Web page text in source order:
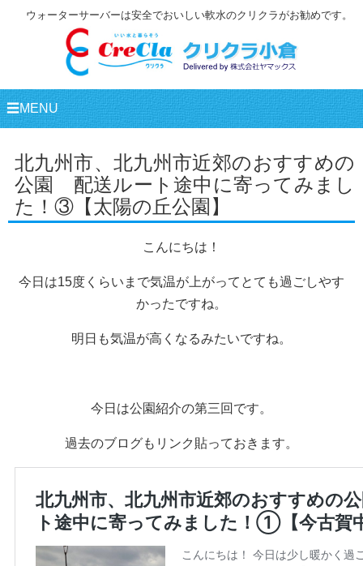
ウォーターサーバーは安全でおいしい軟水のクリクラがお勧めです。
☰MENU
北九州市、北九州市近郊のおすすめの
公園 配送ルート途中に寄ってみまし
た！③【太陽の丘公園】
こんにちは！
今日は15度くらいまで気温が上がってとても過ごしやす
かったですね。
明日も気温が高くなるみたいですね。
今日は公園紹介の第三回です。
過去のブログもリンク貼っておきます。